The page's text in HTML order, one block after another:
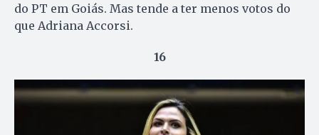
do PT em Goiás. Mas tende a ter menos votos do
que Adriana Accorsi.
16